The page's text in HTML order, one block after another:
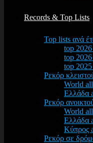
Records & Top Lists
Top lists ανά
top 2026
top 2026
top 2025
Ρεκόρ
World
Ελλάδα
Ρεκόρ
World
Ελλάδα
Κύπρος
Ρεκόρ σε